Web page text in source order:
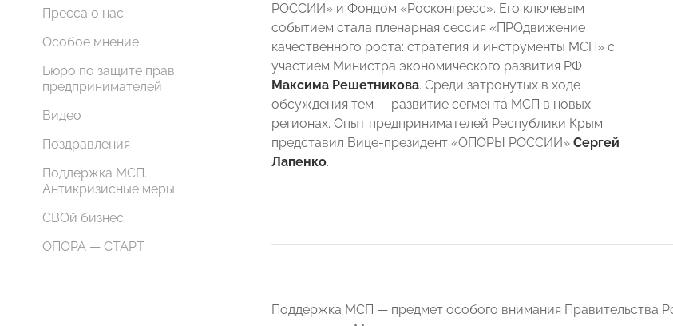
Пресса о нас
Особое мнение
Бюро по защите прав
предпринимателей
Видео
Поздравления
Поддержка МСП.
Антикризисные меры
СВОй бизнес
ОПОРА — СТАРТ
РОССИИ» и Фондом «Росконгресс». Его ключевым
событием стала пленарная сессия «ПРОдвижение
качественного роста: стратегия и инструменты МСП» с
участием Министра экономического развития РФ
Максима Решетникова. Среди затронутых в ходе
обсуждения тем — развитие сегмента МСП в новых
регионах. Опыт предпринимателей Республики Крым
представил Вице-президент «ОПОРЫ РОССИИ» Сергей
Лапенко.
Поддержка МСП — предмет особого внимания Правительства